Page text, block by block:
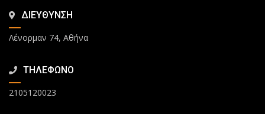
ΔΙΕΥΘΥΝΣΗ
Λένορμαν 74, Αθήνα
ΤΗΛΕΦΩΝΟ
2105120023